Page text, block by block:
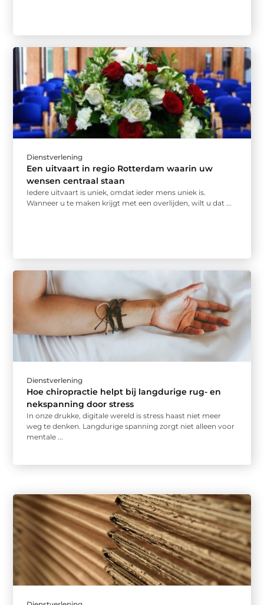
Dienstverlening
Een uitvaart in regio Rotterdam waarin uw
wensen centraal staan
Iedere uitvaart is uniek, omdat ieder mens uniek is.
Wanneer u te maken krijgt met een overlijden, wilt u dat ...
Dienstverlening
Hoe chiropractie helpt bij langdurige rug- en
nekspanning door stress
In onze drukke, digitale wereld is stress haast niet meer
weg te denken. Langdurige spanning zorgt niet alleen voor
mentale ...